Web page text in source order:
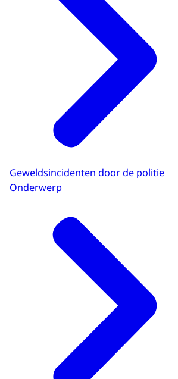
Geweldsincidenten door de politie
Onderwerp